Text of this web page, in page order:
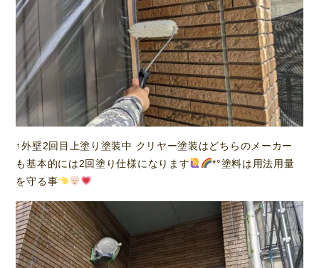
↑外壁2回目上塗り塗装中 クリヤー塗装はどちらのメーカー
も基本的には2回塗り仕様になります
*°塗料は用法用量
を守る事